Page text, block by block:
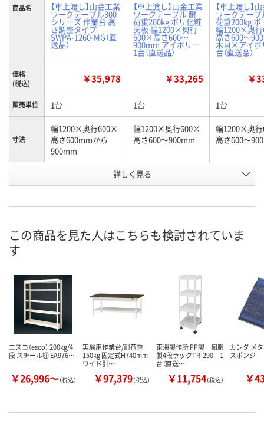
商品名 【車上渡し】山金工業
ワークテーブル300
シリーズ 作業台 高
さ調整タイプ
SWPA-1260-MG（直
送品）
【車上渡し】山金工業
ワークテーブル 耐
荷重200kg ポリ化粧
天板 幅1200×奥行
600×高さ600～
900mm アイボリー
1台（直送品）
【車上渡し】
ワークテーブ
荷重200kg ポ
幅1200×奥
高さ600～
木目×アイボ
台（直送品）
価格
(税込)
￥35,978 ￥33,265 ￥
販売単位 1台 1台 1台
寸法
幅1200×奥行600×
高さ600mmから
900mm
幅1200×奥行600×
高さ600～900mm
幅1200×奥
高さ600～
U322417 U322415
8月24日（月）まで
カゴへ カ
詳しく見る
この商品を見た人はこちらも検討されていま
す
エスコ（esco） 200kg/4
段 スチール棚 EA976…
￥26,996～（税込）
実験用作業台/耐荷重
150kg 固定式H740mm
ワイド引…
￥97,379（税込）
東海製作所 PP製 樹脂
製4段ラックTR-290 1
台（直送…
￥11,754（税込）
カンダ メ
スポンジ
￥